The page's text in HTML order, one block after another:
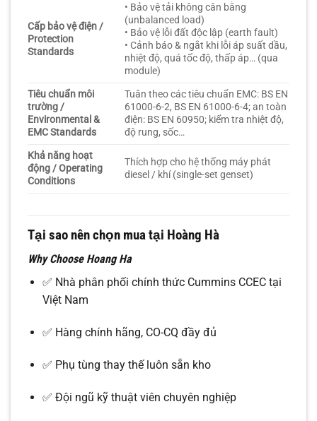
Cấp bảo vệ điện /
Protection
Standards
• Bảo vệ tải không cân bằng
(unbalanced load)
• Bảo vệ lỗi đất độc lập (earth fault)
• Cảnh báo & ngắt khi lỗi áp suất dầu,
nhiệt độ, quá tốc độ, thấp áp… (qua
module)
Tiêu chuẩn môi
trường /
Environmental &
EMC Standards
Tuân theo các tiêu chuẩn EMC: BS EN
61000-6-2, BS EN 61000-6-4; an toàn
điện: BS EN 60950; kiểm tra nhiệt độ,
độ rung, sốc…
Khả năng hoạt
động / Operating
Conditions
Thích hợp cho hệ thống máy phát
diesel / khí (single-set genset)
Tại sao nên chọn mua tại Hoàng Hà
Why Choose Hoang Ha
✅ Nhà phân phối chính thức Cummins CCEC tại
Việt Nam
✅ Hàng chính hãng, CO-CQ đầy đủ
✅ Phụ tùng thay thế luôn sẵn kho
✅ Đội ngũ kỹ thuật viên chuyên nghiệp